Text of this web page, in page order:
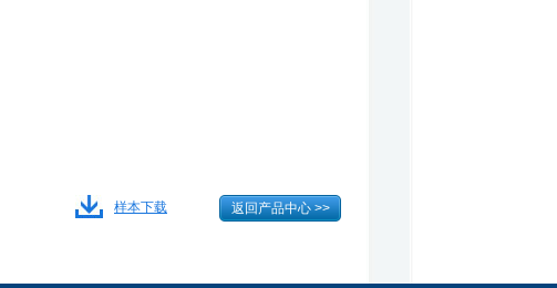
样本下载 返回产品中心 >>